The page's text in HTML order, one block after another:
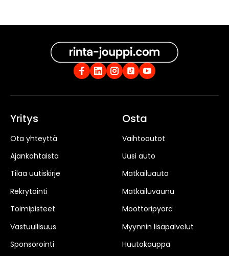
Yritys
Ota yhteyttä
Ajankohtaista
Tilaa uutiskirje
Rekrytointi
Toimipisteet
Vastuullisuus
Sponsorointi
Osta
Vaihtoautot
Uusi auto
Matkailuauto
Matkailuvaunu
Moottoripyörä
Myynnin lisäpalvelut
Huutokauppa